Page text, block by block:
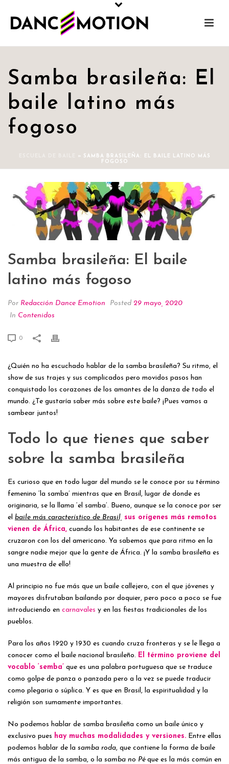
Samba brasileña: El
baile latino más
fogoso
» SAMBA BRASILEÑA: EL BAILE LATINO MÁS
FOGOSO
Samba brasileña: El baile
latino más fogoso
Por Redacción Dance Emotion Posted 29 mayo, 2020
In Contenidos
0
¿Quién no ha escuchado hablar de la samba brasileña? Su ritmo, el
show de sus trajes y sus complicados pero movidos pasos han
conquistado los corazones de los amantes de la danza de todo el
mundo. ¿Te gustaría saber más sobre este baile? ¡Pues vamos a
sambear juntos!
Todo lo que tienes que saber
sobre la samba brasileña
Es curioso que en todo lugar del mundo se le conoce por su término
femenino ‘la samba’ mientras que en Brasil, lugar de donde es
originaria, se la llama ‘el samba’. Bueno, aunque se la conoce por ser
el baile más característico de Brasil, sus orígenes más remotos
vienen de África, cuando los habitantes de ese continente se
cruzaron con los del americano. Ya sabemos que para ritmo en la
sangre nadie mejor que la gente de África. ¡Y la samba brasileña es
una muestra de ello!
Al principio no fue más que un baile callejero, con el que jóvenes y
mayores disfrutaban bailando por doquier, pero poco a poco se fue
introduciendo en carnavales y en las fiestas tradicionales de los
pueblos.
Para los años 1920 y 1930 es cuando cruza fronteras y se le llega a
conocer como el baile nacional brasileño. El término proviene del
vocablo ‘semba’ que es una palabra portuguesa que se traduce
como golpe de panza o panzada pero a la vez se puede traducir
como plegaria o súplica. Y es que en Brasil, la espiritualidad y la
religión son sumamente importantes.
No podemos hablar de samba brasileña como un baile único y
exclusivo pues hay muchas modalidades y versiones. Entre ellas
podemos hablar de la samba roda, que contiene la forma de baile
más antigua de la samba, o la samba no Péque es la más común en